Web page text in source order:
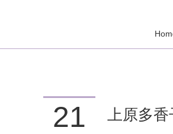
21 上原多